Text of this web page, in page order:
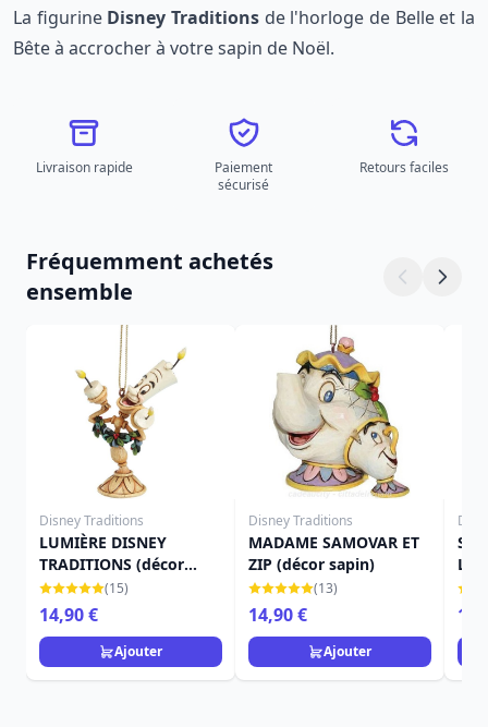
La figurine Disney Traditions de l'horloge de Belle et la
Bête à accrocher à votre sapin de Noël.
Livraison rapide
Paiement
sécurisé
Retours faciles
Fréquemment achetés
ensemble
Disney Traditions
LUMIÈRE DISNEY
TRADITIONS (décor
sapin)
(15)
14,90 €
Ajouter
Disney Traditions
MADAME SAMOVAR ET
ZIP (décor sapin)
(13)
14,90 €
Ajouter
LA